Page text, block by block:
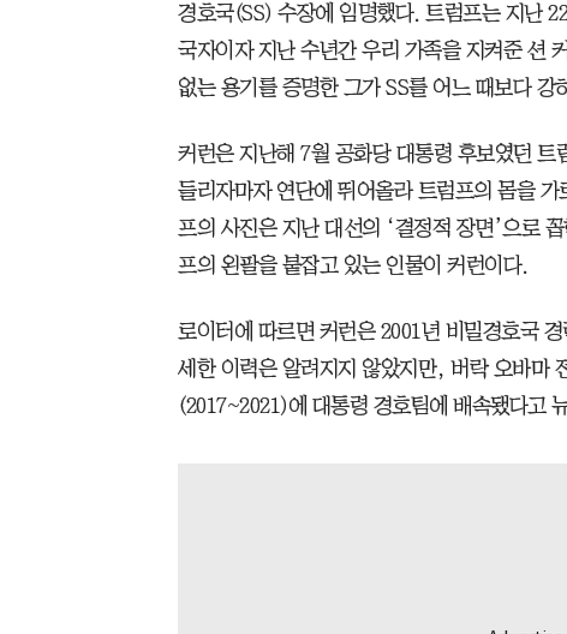
경호국(SS) 수장에 임명했다. 트럼프는 지난
국자이자 지난 수년간 우리 가족을 지켜준 션
없는 용기를 증명한 그가 SS를 어느 때보다 강
커런은 지난해 7월 공화당 대통령 후보였던
들리자마자 연단에 뛰어올라 트럼프의 몸을
프의 사진은 지난 대선의 ‘결정적 장면’으로
프의 왼팔을 붙잡고 있는 인물이 커런이다.
로이터에 따르면 커런은 2001년 비밀경호국
세한 이력은 알려지지 않았지만, 버락 오바마
(2017~2021)에 대통령 경호팀에 배속됐다고